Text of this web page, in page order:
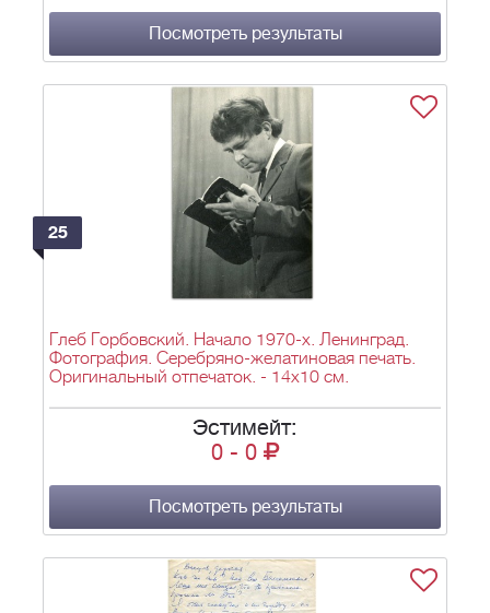
Посмотреть результаты
25
Глеб Горбовский. Начало 1970-х. Ленинград.
Фотография. Серебряно-желатиновая печать.
Оригинальный отпечаток. - 14х10 см.
Эстимейт:
0 - 0
Посмотреть результаты